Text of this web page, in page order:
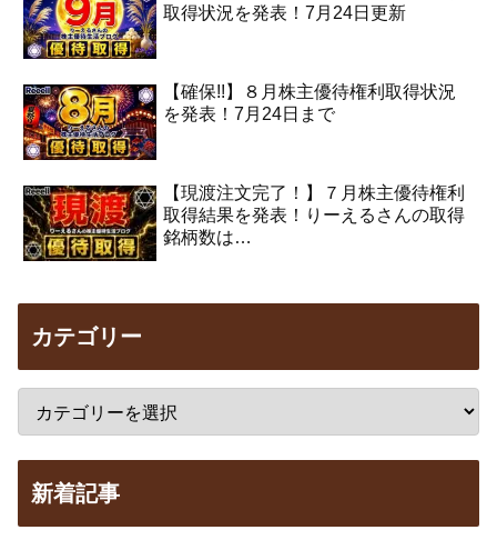
取得状況を発表！7月24日更新
【確保!!】８月株主優待権利取得状況
を発表！7月24日まで
【現渡注文完了！】７月株主優待権利
取得結果を発表！りーえるさんの取得
銘柄数は…
カテゴリー
新着記事